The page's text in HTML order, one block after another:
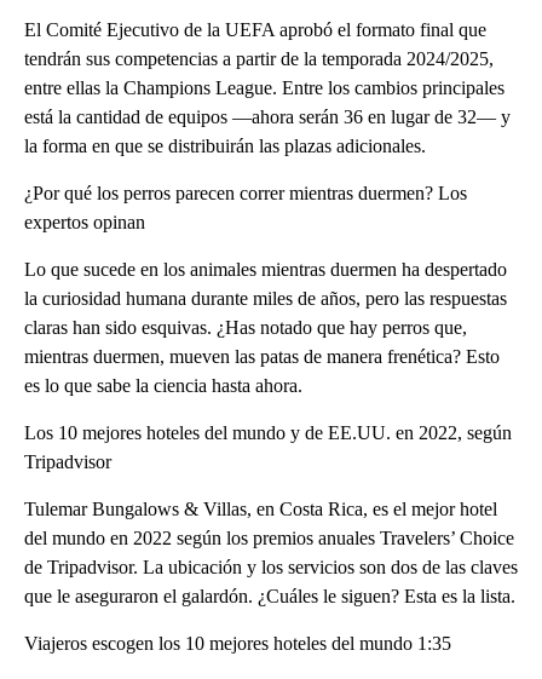
El Comité Ejecutivo de la UEFA aprobó el formato final que
tendrán sus competencias a partir de la temporada 2024/2025,
entre ellas la Champions League. Entre los cambios principales
está la cantidad de equipos —ahora serán 36 en lugar de 32— y
la forma en que se distribuirán las plazas adicionales.
¿Por qué los perros parecen correr mientras duermen? Los
expertos opinan
Lo que sucede en los animales mientras duermen ha despertado
la curiosidad humana durante miles de años, pero las respuestas
claras han sido esquivas. ¿Has notado que hay perros que,
mientras duermen, mueven las patas de manera frenética? Esto
es lo que sabe la ciencia hasta ahora.
Los 10 mejores hoteles del mundo y de EE.UU. en 2022, según
Tripadvisor
Tulemar Bungalows & Villas, en Costa Rica, es el mejor hotel
del mundo en 2022 según los premios anuales Travelers’ Choice
de Tripadvisor. La ubicación y los servicios son dos de las claves
que le aseguraron el galardón. ¿Cuáles le siguen? Esta es la lista.
Viajeros escogen los 10 mejores hoteles del mundo 1:35